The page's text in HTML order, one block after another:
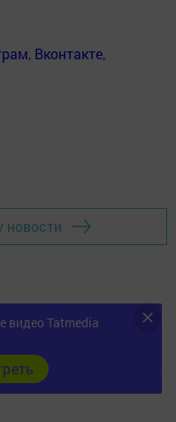
, Вконтакте,
новости
видео Tatmedia